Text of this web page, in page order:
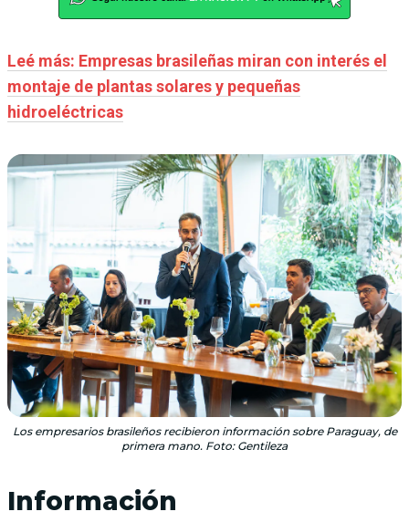
Leé más: Empresas brasileñas miran con interés el
montaje de plantas solares y pequeñas
hidroeléctricas
Los empresarios brasileños recibieron información sobre Paraguay, de
primera mano. Foto: Gentileza
Información